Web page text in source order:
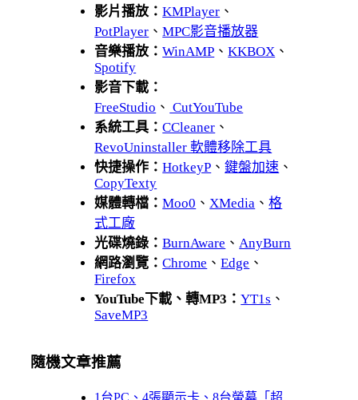
影片播放：KMPlayer 、
PotPlayer 、MPC影音播放器
音樂播放：WinAMP 、KKBOX 、
Spotify
影音下載：
FreeStudio 、 CutYouTube
系統工具：CCleaner 、
RevoUninstaller 軟體移除工具
快捷操作：HotkeyP 、鍵盤加速 、
CopyTexty
媒體轉檔：Moo0 、 XMedia 、格
式工廠
光碟燒錄：BurnAware 、 AnyBurn
網路瀏覽：Chrome 、Edge 、
Firefox
YouTube下載、轉MP3：YT1s 、
SaveMP3
隨機文章推薦
1台PC、4張顯示卡、8台螢幕「超